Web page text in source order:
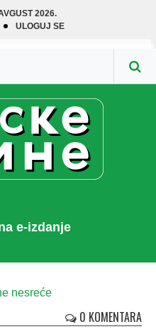
2026.
ULOGUJ SE
e-izdanje
0 KOMENTARA